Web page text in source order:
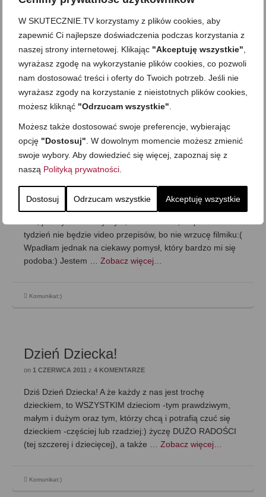
W SKUTECZNIE.TV korzystamy z plików cookies, aby
zapewnić Ci najlepsze doświadczenia podczas korzystania z
naszej strony internetowej. Klikając "Akceptuję wszystkie"
wyrażasz zgodę na wykorzystanie plików cookies, co pozwoli
nam dostosować treści i oferty do Twoich potrzeb. Jeśli nie
wyrażasz zgody na korzystanie z nieistotnych plików cookies,
możesz kliknąć "Odrzucam wszystkie"
Możesz także dostosować swoje preferencje, wybierając
opcję "Dostosuj" . W dowolnym momencie możesz zmienić
swoje wybory. Aby dowiedzieć się więcej, zapoznaj się z
naszą Polityką prywatności
Dostosuj Odrzucam wszystkie Akceptuję wszystkie
„nadawaniu” przepisów. Powód: pobyt z synkiem w
szpitalu:( Jeśli ktoś chce się dowiedzieć czy szpitalne
krzesła to najlepszy pomysł na spędzenie nocy, to
zdecydowanie odpowiadam, że NIE! A jeszcze gorzej, gdy
chodzi o 3 …
Zobacz więcej…
Komunikat:)
Wakacje… i przepisy ze
wschodniej Polski;)
on22 LIPCA 2011 z13 KOMENTARZY
Wyjechałam na tydzień. Jest super, ale dostęp do netu nie
tydzień nie będzie video przepisów, bo nie wrzucę filmiku:(
Wpadłam jednak na ciekawy pomysł, który bardzo mi się
podoba:) Jestem … Zobacz więcej…
Komunikat:)
Dzień Dziecka!
on 1 CZERWCA 2011 z 4 KOMENTARZE
Dziś Dzień Dziecka! A że każdy z nas jest trochę
dzieckiem, to WSZYSTKIM dzieciom -tym prawdziwym,
małym i dużym oraz tym, którzy chcą i potrafią czuć się
dzieckiem -częściej lub rzadziej:) życzę DUŻO RADOŚCI
(tej szczerej i dziecięcej), a także … Zobacz więcej…
Komunikat:)